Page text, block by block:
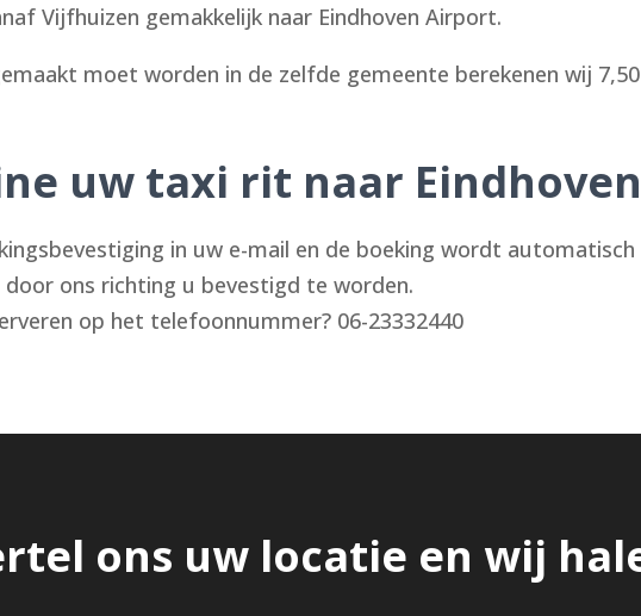
Vijfhuizen gemakkelijk naar Eindhoven Airport.
moet worden in de zelfde gemeente berekenen wij
uw taxi rit naar
in uw e-mail en de boeking wordt
ons richting u bevestigd te worden.
op het telefoonnummer? 06-23332440
ons uw locatie en wij